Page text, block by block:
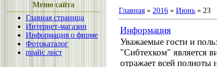
Меню сайта
Главная страница
Интернет-магазин
Информация о фирме
Фотокаталог
прайс лист
Главная » 2016 » Июнь » 23
Информация
Уважаемые гости и
"Сибтехком" является
отражает всей